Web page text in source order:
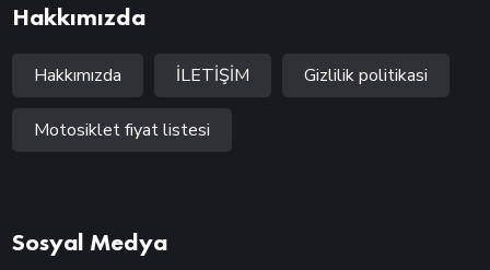
Hakkımızda
Hakkımızda İLETİŞİM Gizlilik politikasi
Motosiklet fiyat listesi
Sosyal Medya